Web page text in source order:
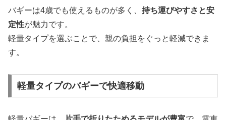
バギーは4歳でも使えるものが多く、 持ち運びやすさと安
定性が魅力です。
軽量タイプを選ぶことで、親の負担をぐっと軽減できま
す。
軽量タイプのバギーで快適移動